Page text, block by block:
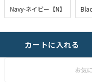
Navy-ネイビー【N】
お気
カートに入れる